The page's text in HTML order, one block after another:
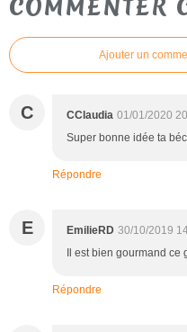
COMMENTER
Ajouter un
C CClaudia 01/01/2020
Super bonne idée ta
Répondre
E EmilieRD 30/10/2019
Il est bien gourmand ce
Répondre